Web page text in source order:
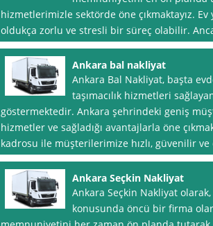
hizmetlerimizle sektörde öne çıkmaktayız. Ev
oldukça zorlu ve stresli bir süreç olabilir.
Ankara bal nakliyat
Ankara Bal Nakliyat, başta
taşımacılık hizmetleri
göstermektedir. Ankara şehrindeki geniş
hizmetler ve sağladığı avantajlarla öne
kadrosu ile müşterilerimize hızlı, güvenilir ve
Ankara Seçkin Nakliyat
Ankara Seçkin Nakliyat
konusunda öncü bir firma